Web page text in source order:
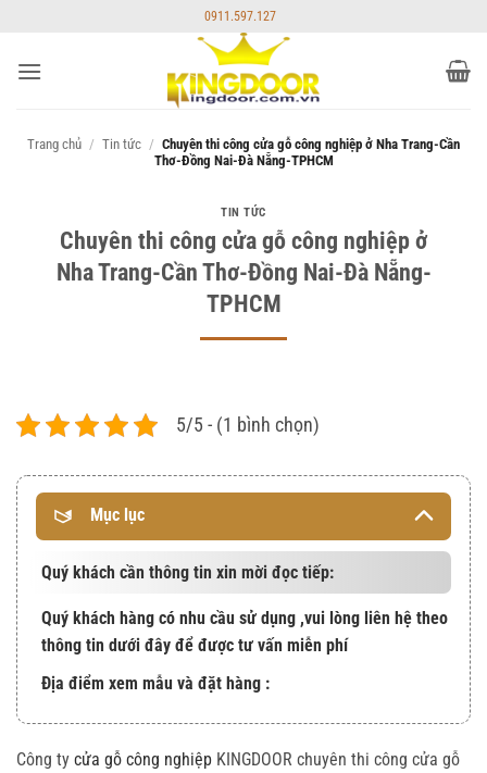
nội
0911.597.127
Trang chủ / Tin tức / Chuyên thi công cửa gỗ công nghiệp ở Nha Trang-Cần
Thơ-Đồng Nai-Đà Nẵng-TPHCM
TIN TỨC
Chuyên thi công cửa gỗ công nghiệp ở
Nha Trang-Cần Thơ-Đồng Nai-Đà Nẵng-
TPHCM
5/5 - (1 bình chọn)
Mục lục
Quý khách cần thông tin xin mời đọc tiếp:
Quý khách hàng có nhu cầu sử dụng ,vui lòng liên hệ theo
thông tin dưới đây để được tư vấn miễn phí
Địa điểm xem mẫu và đặt hàng :
Công ty cửa gỗ công nghiệp KINGDOOR chuyên thi công cửa gỗ